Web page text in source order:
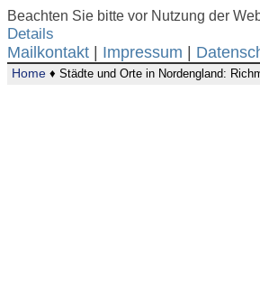
Beachten Sie bitte vor Nutzung der
Details
Mailkontakt Impressum
Home ♦ Städte und Orte in Nordengland: